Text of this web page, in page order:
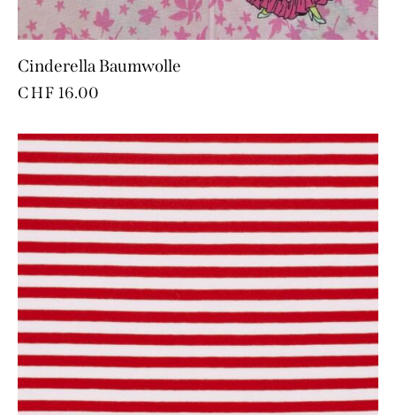
Cinderella Baumwolle
CHF 16.00